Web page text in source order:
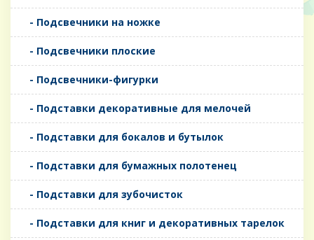
- Подсвечники на ножке
- Подсвечники плоские
- Подсвечники-фигурки
- Подставки декоративные для мелочей
- Подставки для бокалов и бутылок
- Подставки для бумажных полотенец
- Подставки для зубочисток
- Подставки для книг и декоративных тарелок